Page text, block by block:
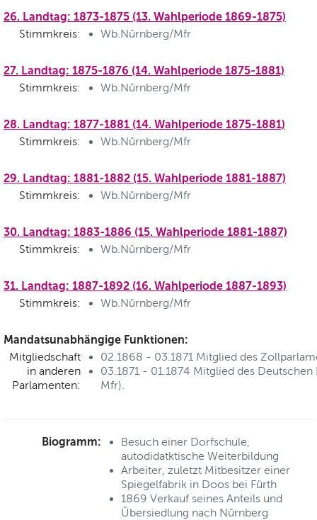
26. Landtag: 1873-1875 (13. Wahlperiode 1869-1875)
Stimmkreis: Wb.Nürnberg/Mfr
27. Landtag: 1875-1876 (14. Wahlperiode 1875-1881)
Stimmkreis: Wb.Nürnberg/Mfr
28. Landtag: 1877-1881 (14. Wahlperiode 1875-1881)
Stimmkreis: Wb.Nürnberg/Mfr
29. Landtag: 1881-1882 (15. Wahlperiode 1881-1887)
Stimmkreis: Wb.Nürnberg/Mfr
30. Landtag: 1883-1886 (15. Wahlperiode 1881-1887)
Stimmkreis: Wb.Nürnberg/Mfr
31. Landtag: 1887-1892 (16. Wahlperiode 1887-1893)
Stimmkreis: Wb.Nürnberg/Mfr
Mandatsunabhängige Funktionen:
Mitgliedschaft
in anderen
Parlamenten:
02.1868 - 03.1871 Mitglied des
03.1871 - 01.1874 Mitglied des Deutschen
Mfr).
Biogramm:
Besuch einer Dorfschule,
autodidatktische Weiterbildung
Arbeiter, zuletzt Mitbesitzer einer
Spiegelfabrik in Doos bei Fürth
1869 Verkauf seines Anteils und
Übersiedlung nach Nürnberg